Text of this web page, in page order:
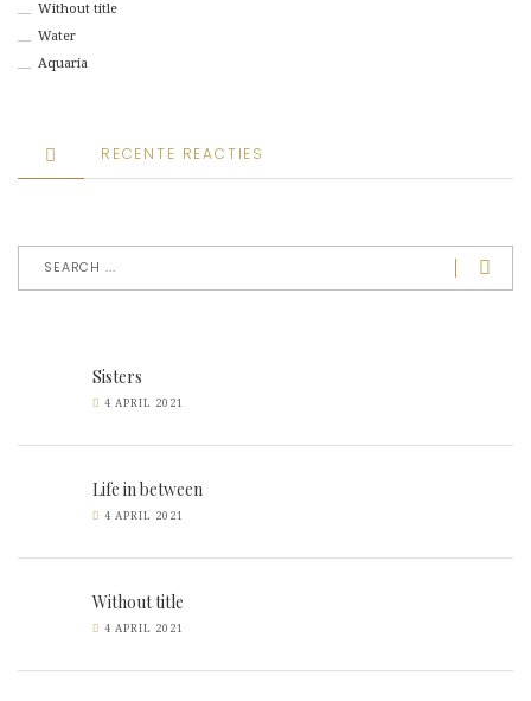
Without title
Water
Aquaria
RECENTE REACTIES
Sisters
4 APRIL 2021
Life in between
4 APRIL 2021
Without title
4 APRIL 2021